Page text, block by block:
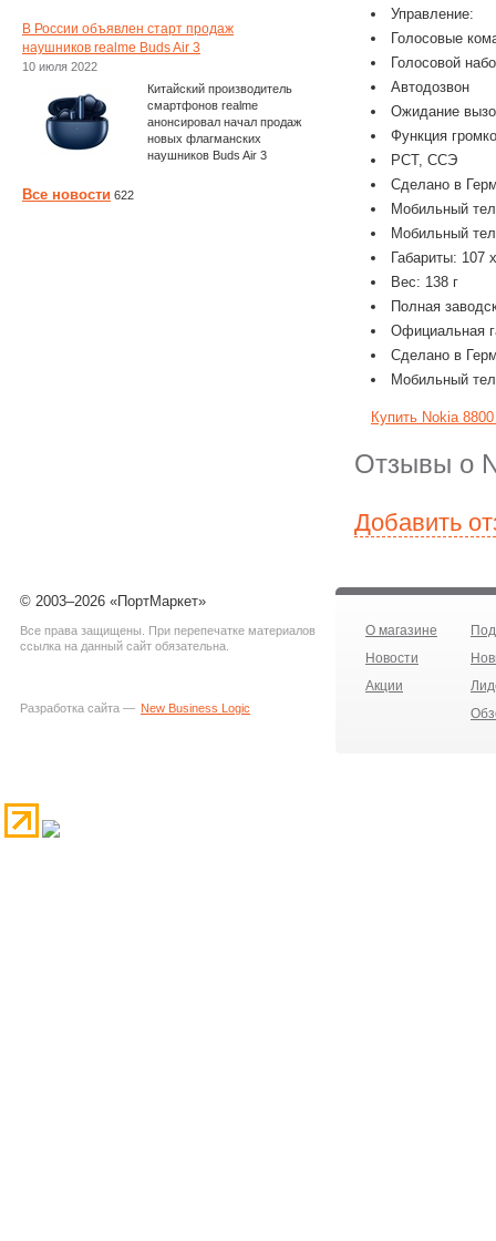
Управление:
Голосовые
Голосовой
Автодозвон
Ожидание
Функция
РСТ, ССЭ
Сделано в
Мобильный
Мобильный
Габариты: 107
Вес: 138 г
Полная
Официальная
Сделано в
Мобильный
Купить Nokia
Отзывы о
Добавить
В России объявлен старт продаж
наушников realme Buds Air 3
10 июля 2022
Китайский производитель
смартфонов realme
анонсировал начал продаж
новых флагманских
наушников Buds Air 3
Все новости 622
© 2003–2026 «ПортМаркет»
Все права защищены. При перепечатке материалов
ссылка на данный сайт обязательна.
Разработка сайта — New Business Logic
О магазине
Новости
Акции